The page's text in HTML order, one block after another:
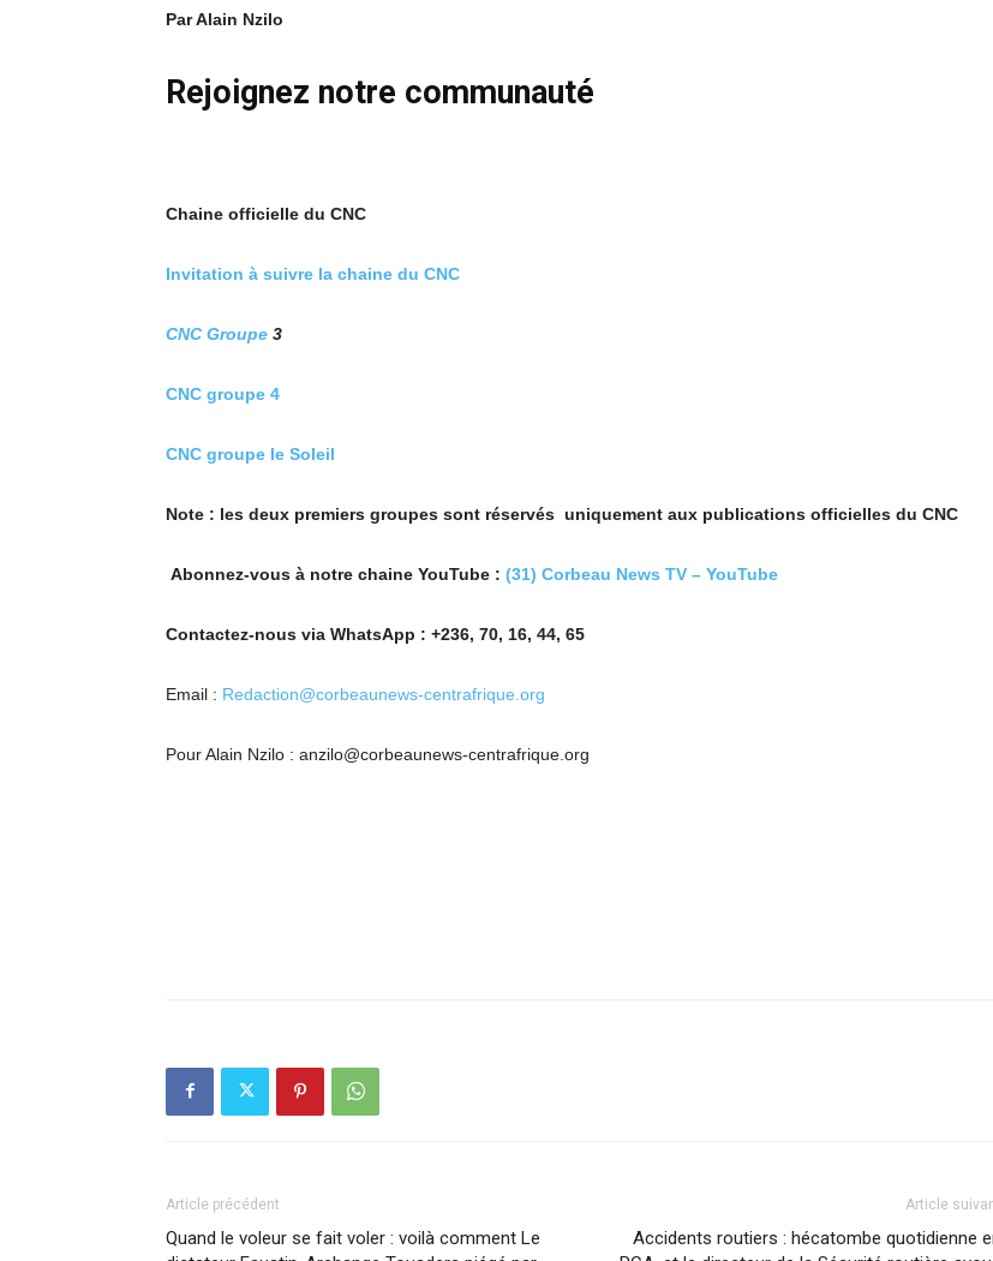
Par Alain Nzilo
Rejoignez notre communauté
Chaine officielle du CNC
Invitation à suivre la chaine du CNC
CNC Groupe 3
CNC groupe 4
CNC groupe le Soleil
Note : les deux premiers groupes sont réservés uniquement aux publications officielles du CNC
Abonnez-vous à notre chaine YouTube : (31) Corbeau News TV – YouTube
Contactez-nous via WhatsApp : +236, 70, 16, 44, 65
Email : Redaction@corbeaunews-centrafrique.org
Pour Alain Nzilo : anzilo@corbeaunews-centrafrique.org
Article précédent
Quand le voleur se fait voler : voilà comment Le
Article
Accidents routiers : hécatombe quotidienne